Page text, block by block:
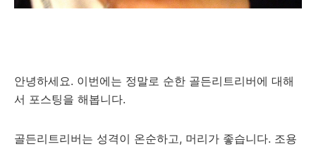
안녕하세요. 이번에는 정말로 순한 골든리트리버에 대해
서 포스팅을 해봅니다.
골든리트리버는 성격이 온순하고, 머리가 좋습니다. 조용